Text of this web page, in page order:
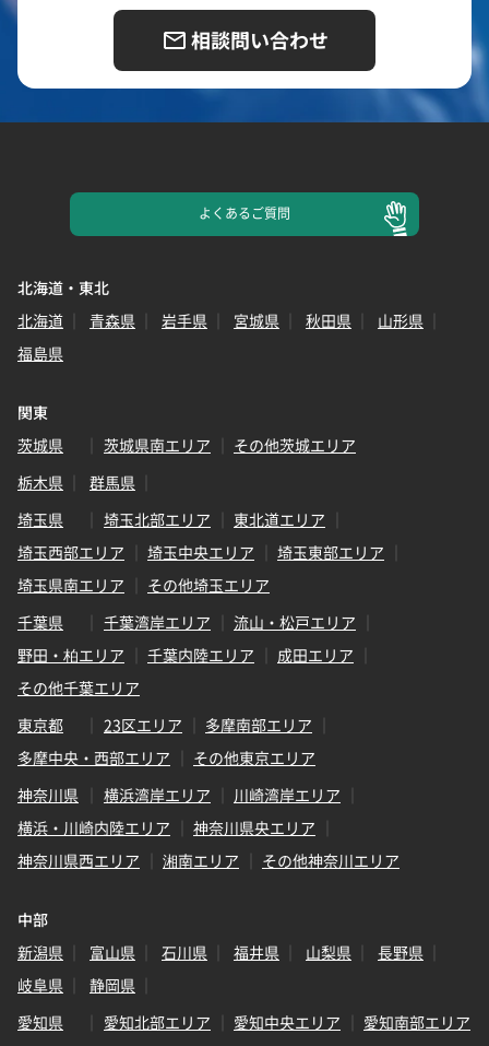
相談問い合わせ
よくあるご質問
北海道・東北
北海道
青森県 岩手県 宮城県 秋田県
山形県
福島県
関東
茨城県
茨城県南エリア
その他茨城エリア
栃木県
群馬県
埼玉県
埼玉北部エリア
東北道エリア
埼玉西部エリア
埼玉中央エリア
埼玉東部エリア
埼玉県南エリア
その他埼玉エリア
千葉県
千葉湾岸エリア
流山・松戸エリア
野田・柏エリア
千葉内陸エリア
成田エリア
その他千葉エリア
東京都
23区エリア
多摩南部エリア
多摩中央・西部エリア
その他東京エリア
神奈川県
横浜湾岸エリア
川崎湾岸エリア
横浜・川崎内陸エリア
神奈川県央エリア
神奈川県西エリア
湘南エリア その他神奈川エリア
中部
新潟県
富山県 石川県 福井県 山梨県
長野県
岐阜県
静岡県
愛知県
愛知北部エリア 愛知中央エリア
愛知南部エリア